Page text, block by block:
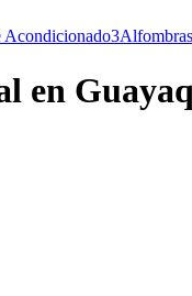
Acondicionado3
en